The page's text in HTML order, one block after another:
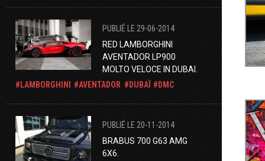
PUBLIÉ LE 29-06-2014
RED LAMBORGHINI
AVENTADOR LP900
MOLTO VELOCE IN DUBAI.
LAMBORGHINI
AVENTADOR DUBAÏ DMC
PUBLIÉ LE 20-11-2014
BRABUS 700 G63 AMG
6X6.